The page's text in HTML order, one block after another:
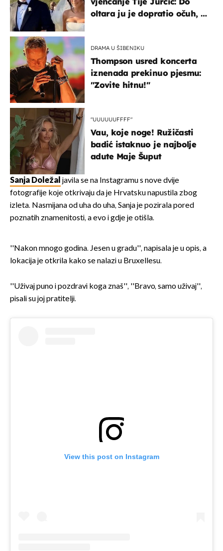
oltara ju je dopratio očuh, a
DRAMA U ŠIBENIKU
Thompson usred koncerta
iznenada prekinuo pjesmu:
"Zovite hitnu!"
"UUUUUUFFFF"
Vau, koje noge! Ružičasti
badić istaknuo je najbolje
adute Maje Šuput
Sanja Doležal javila se na Instagramu s nove dvije
fotografije koje otkrivaju da je Hrvatsku napustila zbog
izleta. Nasmijana od uha do uha, Sanja je pozirala pored
poznatih znamenitosti, a evo i gdje je otišla.
''Nakon mnogo godina. Jesen u gradu'', napisala je u opis, a
lokacija je otkrila kako se nalazi u Bruxellesu.
''Uživaj puno i pozdravi koga znaš'', ''Bravo, samo uživaj'',
pisali su joj pratitelji.
View this post on Instagram